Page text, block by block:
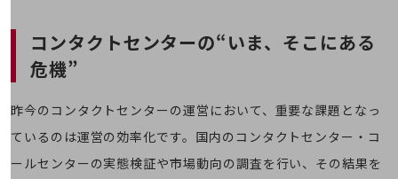
顧客体験（CX）改善
自動化・省電化
人材不足解消
業種・業態で探す
業種・業態で探すTOP
コンタクトセンターの“いま、そこにある
危機”
昨今のコンタクトセンターの運営において、重要な課題となっ
ているのは運営の効率化です。国内のコンタクトセンター・コ
ールセンターの実態検証や市場動向の調査を行い、その結果を